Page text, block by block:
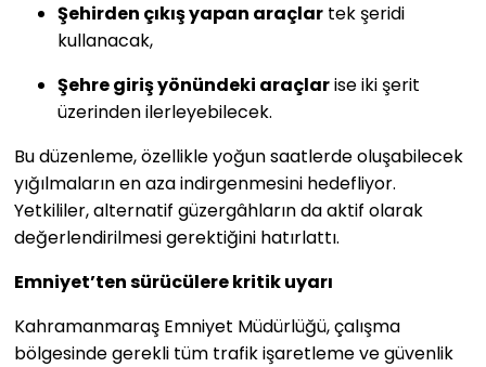
Şehirden çıkış yapan araçlar tek şeridi
kullanacak,
Şehre giriş yönündeki araçlarise iki şerit
üzerinden ilerleyebilecek.
Bu düzenleme, özellikle yoğun saatlerde oluşabilecek
yığılmaların en aza indirgenmesini hedefliyor.
Yetkililer, alternatif güzergâhların da aktif olarak
değerlendirilmesi gerektiğini hatırlattı.
Emniyet’ten sürücülere kritik uyarı
Kahramanmaraş Emniyet Müdürlüğü, çalışma
bölgesinde gerekli tüm trafik işaretleme ve güvenlik